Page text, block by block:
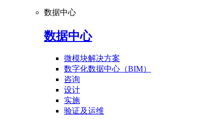
数据中心
数据中心
微模块解决方案
数字化数据中心（BIM）
咨询
设计
实施
验证及运维